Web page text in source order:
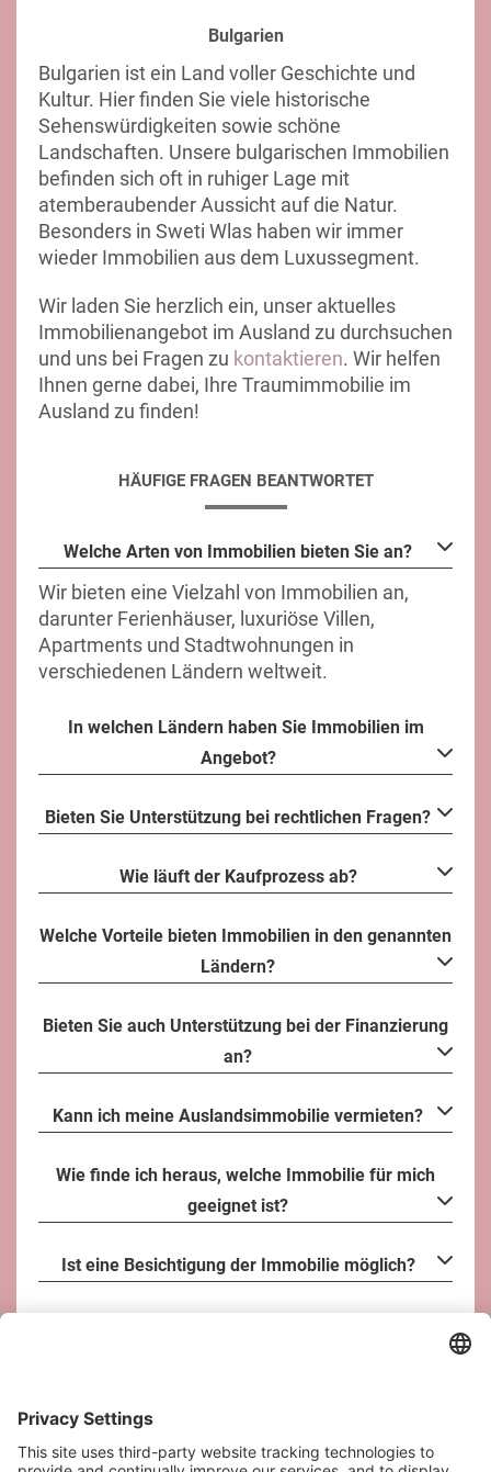
Bulgarien
Bulgarien ist ein Land voller Geschichte und
Kultur. Hier finden Sie viele historische
Sehenswürdigkeiten sowie schöne
Landschaften. Unsere bulgarischen Immobilien
befinden sich oft in ruhiger Lage mit
atemberaubender Aussicht auf die Natur.
Besonders in Sweti Wlas haben wir immer
wieder Immobilien aus dem Luxussegment.
Wir laden Sie herzlich ein, unser aktuelles
Immobilienangebot im Ausland zu durchsuchen
und uns bei Fragen zu kontaktieren. Wir helfen
Ihnen gerne dabei, Ihre Traumimmobilie im
Ausland zu finden!
HÄUFIGE FRAGEN BEANTWORTET
Welche Arten von Immobilien bieten Sie an?
Wir bieten eine Vielzahl von Immobilien an,
darunter Ferienhäuser, luxuriöse Villen,
Apartments und Stadtwohnungen in
verschiedenen Ländern weltweit.
In welchen Ländern haben Sie Immobilien im
Angebot?
Bieten Sie Unterstützung bei rechtlichen Fragen?
Wie läuft der Kaufprozess ab?
Welche Vorteile bieten Immobilien in den genannten
Ländern?
Bieten Sie auch Unterstützung bei der Finanzierung
an?
Kann ich meine Auslandsimmobilie vermieten?
Wie finde ich heraus, welche Immobilie für mich
geeignet ist?
Ist eine Besichtigung der Immobilie möglich?
KONTAKT